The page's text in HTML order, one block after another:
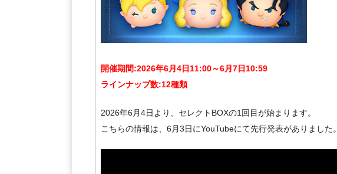
開催期間:2026年6月4日11:00～6月7日10:59
ラインナップ数:12種類
2026年6月4日より、セレクトBOXの1回目が始まります。
こちらの情報は、6月3日にYouTubeにて先行発表がありました。